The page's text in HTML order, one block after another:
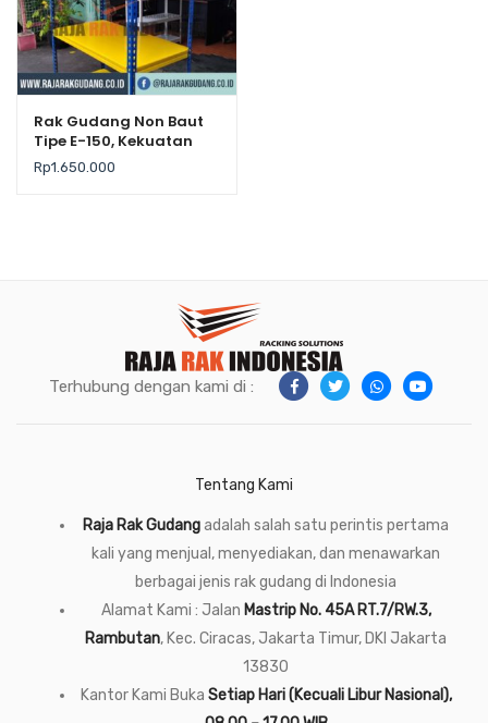
Rak Gudang Non Baut
Tipe E-150, Kekuatan
200Kg / Level
Rp1.650.000
Terhubung dengan kami di :
Tentang Kami
Raja Rak Gudangadalah salah satu perintis pertama
kali yang menjual, menyediakan, dan menawarkan
berbagai jenis rak gudang di Indonesia
Alamat Kami : Jalan Mastrip No. 45A RT.7/RW.3,
Rambutan, Kec. Ciracas, Jakarta Timur, DKI Jakarta
13830
Kantor Kami Buka Setiap Hari (Kecuali Libur Nasional),